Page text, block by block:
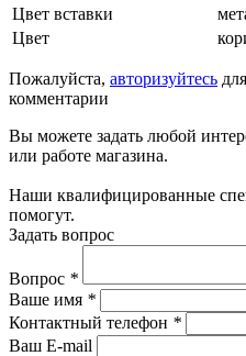
Цвет вставки
Цвет
Пожалуйста, авторизуйтесь
комментарии
Вы можете задать любой
или работе магазина.
Наши квалифицированные
помогут.
Задать вопрос
Вопрос *
Ваше имя *
Контактный телефон *
Ваш E-mail